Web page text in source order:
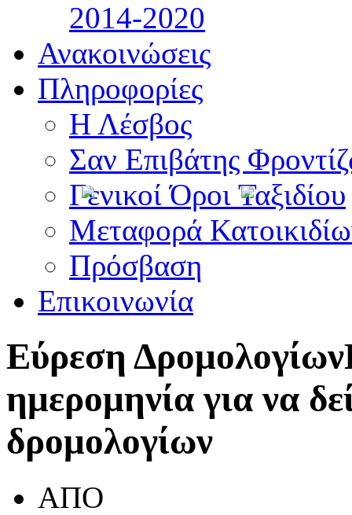
2014-2020
Ανακοινώσεις
Πληροφορίες
Η Λέσβος
Σαν Επιβάτης
Γενικοί Όροι Ταξιδίου
Μεταφορά
Πρόσβαση
Επικοινωνία
Εύρεση Δρομολογίων
ημερομηνία για να
δρομολογίων
ΑΠΟ